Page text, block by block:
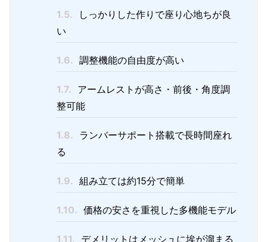
1.5.
しっかりした作りで座り心地ちが良
い
1.6. 調整機能の自由度が高い
1.7. アームレストが高さ・前後・角度調
整可能
1.8. ランバーサポート搭載で長時間座れ
る
1.9. 組み立ては約15分で簡単
1.10. 価格の安さを重視した多機能モデル
1.11. デメリットはメッシュに埃が溜まる